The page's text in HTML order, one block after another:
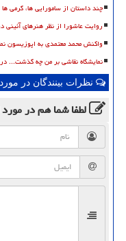
چند داستان از سامورایی ها، گرمی
روایت عاشورا از نظر هنرهای
واکنش محمد معتمدی به اپوزیسون
نمایشگاه نقاشی بر من چه گذشت...
نظرات بینندگان در
لطفا شما همدر